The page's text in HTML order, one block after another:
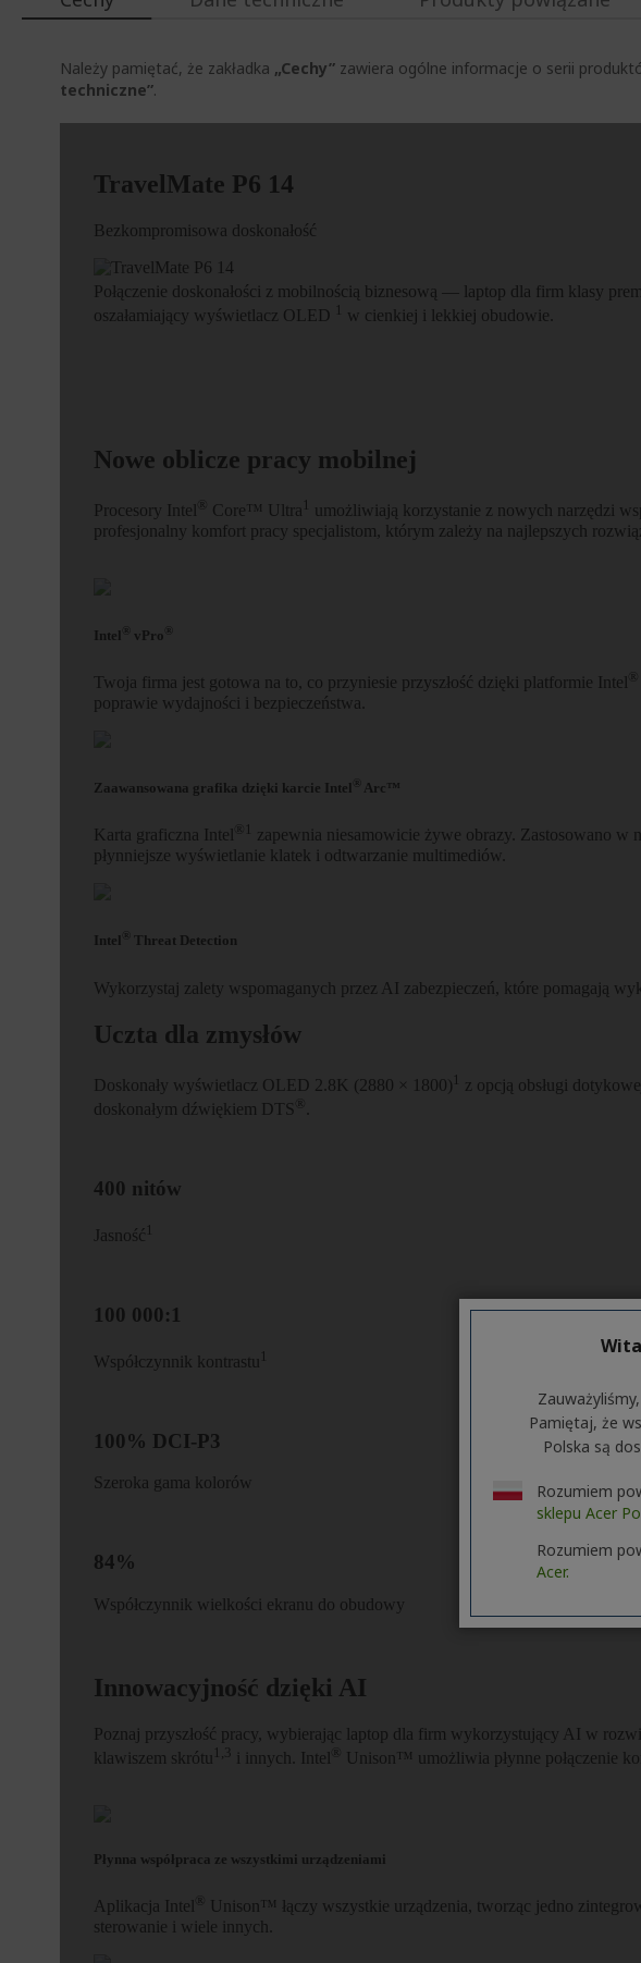
Należy pamiętać, że zakładka „Cechy” zawiera ogólne informacje o serii
techniczne”.
Pamiętaj, że
Polska są
Rozumiem
sklepu Acer
Rozumiem
Acer.